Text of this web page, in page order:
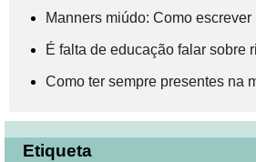
Manners miúdo: Como escrever
É falta de educação falar sobre
Como ter sempre presentes na
Etiqueta